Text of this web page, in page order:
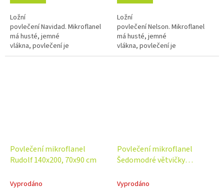
Ložní
povlečení Navidad. Mikroflanel
má husté, jemné
vlákna, povlečení je
tedy hebké a hřejivé, ideální pro
Ložní
povlečení Nelson. Mikroflanel
má husté, jemné
vlákna, povlečení je
tedy hebké a hřejivé, ideální pro
Povlečení mikroflanel
Rudolf 140x200, 70x90 cm
Vyprodáno
Povlečení mikroflanel
Šedomodré větvičky
Vyprodáno